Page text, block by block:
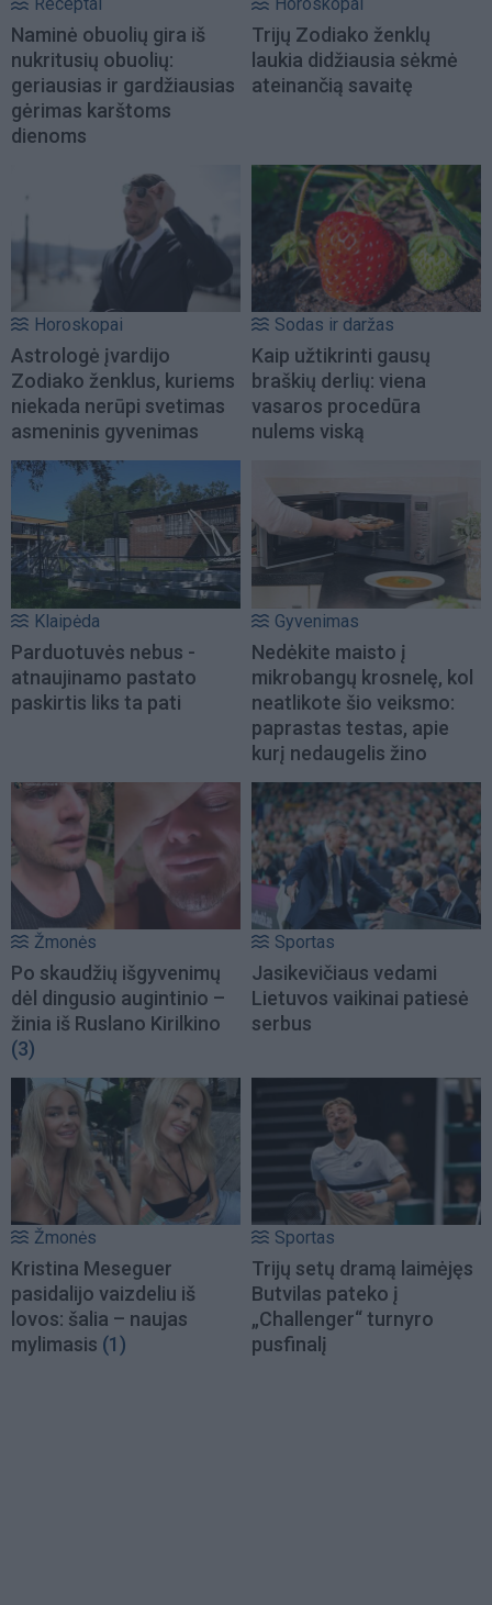
Naminė obuolių gira iš
nukritusių obuolių:
geriausias ir gardžiausias
gėrimas karštoms
dienoms
Trijų Zodiako ženklų
laukia didžiausia sėkmė
ateinančią savaitę
Horoskopai
Astrologė įvardijo
Zodiako ženklus, kuriems
niekada nerūpi svetimas
asmeninis gyvenimas
Sodas ir daržas
Kaip užtikrinti gausų
braškių derlių: viena
vasaros procedūra
nulems viską
Klaipėda
Parduotuvės nebus -
atnaujinamo pastato
paskirtis liks ta pati
Gyvenimas
Nedėkite maisto į
mikrobangų krosnelę, kol
neatlikote šio veiksmo:
paprastas testas, apie
kurį nedaugelis žino
Žmonės
Po skaudžių išgyvenimų
dėl dingusio augintinio –
žinia iš Ruslano Kirilkino
(3)
Sportas
Jasikevičiaus vedami
Lietuvos vaikinai patiesė
serbus
Žmonės
Kristina Meseguer
pasidalijo vaizdeliu iš
lovos: šalia – naujas
mylimasis (1)
Sportas
Trijų setų dramą laimėjęs
Butvilas pateko į
„Challenger“ turnyro
pusfinalį